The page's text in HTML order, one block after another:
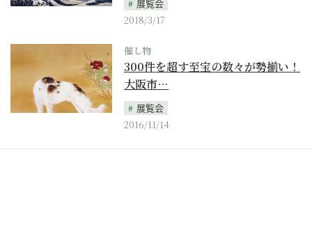
展覧会
2018/3/17
催し物
300件を超す至宝の数々が勢揃い！
大阪市…
展覧会
2016/11/14